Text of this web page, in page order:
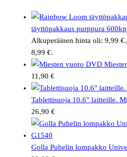
täyttöpakkaus purppura
Alkuperäinen hinta oli: 9,99 €.
8,99 €.
11,90 €
Tablettisuoja 10.6" laitteille.
26,90 €
Golla Puhelin lompakko